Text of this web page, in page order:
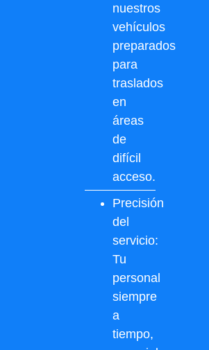
nuestros
vehículos
preparados
para
traslados
en
áreas
de
difícil
acceso.
Precisión
del
servicio:
Tu
personal
siempre
a
tiempo,